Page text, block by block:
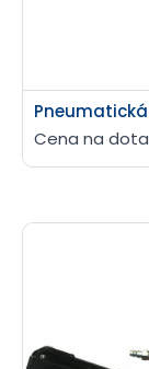
Pneumatická
Cena na